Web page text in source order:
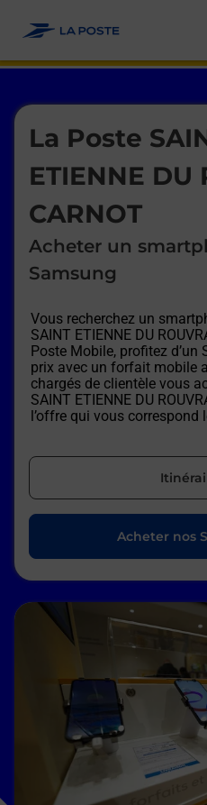
La Poste
ETIENNE DU
CARNOT
Acheter un
Samsung
Vous recherchez un
SAINT ETIENNE DU
Poste Mobile, profitez
prix avec un forfait mobile
chargés de clientèle vous
SAINT ETIENNE DU
l’offre qui vous correspond
Le lien s'ouvre dans un
Acheter nos